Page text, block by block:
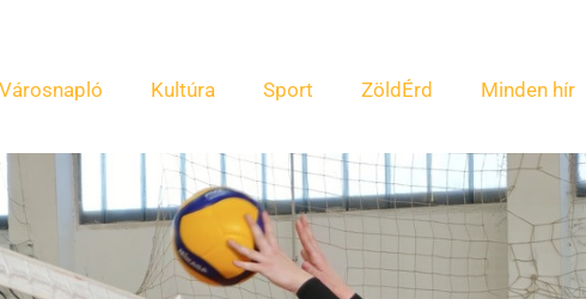
Városnapló Kultúra Sport ZöldÉrd Minden hír